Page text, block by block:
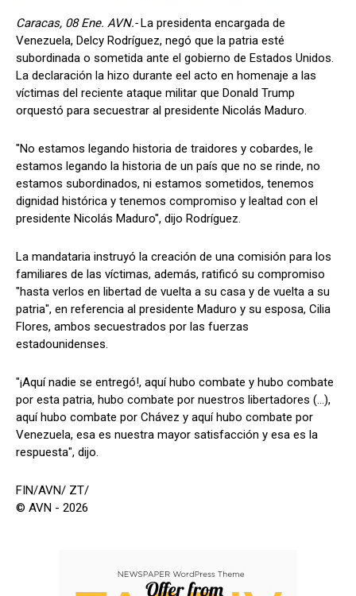
Caracas, 08 Ene. AVN.-La presidenta encargada de
Venezuela, Delcy Rodríguez, negó que la patria esté
subordinada o sometida ante el gobierno de Estados Unidos.
La declaración la hizo durante eel acto en homenaje a las
víctimas del reciente ataque militar que Donald Trump
orquestó para secuestrar al presidente Nicolás Maduro.
"No estamos legando historia de traidores y cobardes, le
estamos legando la historia de un país que no se rinde, no
estamos subordinados, ni estamos sometidos, tenemos
dignidad histórica y tenemos compromiso y lealtad con el
presidente Nicolás Maduro", dijo Rodríguez.
La mandataria instruyó la creación de una comisión para los
familiares de las víctimas, además, ratificó su compromiso
"hasta verlos en libertad de vuelta a su casa y de vuelta a su
patria", en referencia al presidente Maduro y su esposa, Cilia
Flores, ambos secuestrados por las fuerzas
estadounidenses.
"¡Aquí nadie se entregó!, aquí hubo combate y hubo combate
por esta patria, hubo combate por nuestros libertadores (…),
aquí hubo combate por Chávez y aquí hubo combate por
Venezuela, esa es nuestra mayor satisfacción y esa es la
respuesta", dijo.
FIN/AVN/ ZT/
© AVN - 2026